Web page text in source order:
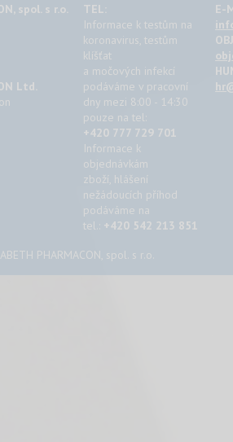
spol. s r.o.
Ltd.
TEL:
Informace k testům na
koronavirus, testům
klíšťat
a močových infekcí
podáváme v pracovní
dny mezi 8:00 - 14:30
pouze na tel:
+420 777 729 701
Informace k
objednávkám
zboží, hlášení
nežádoucích příhod
podáváme na
tel.: +420 542 213 851
E-
PHARMACON, spol. s r.o.